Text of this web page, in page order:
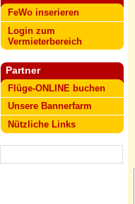
FeWo inserieren
Login zum
Vermieterbereich
Partner
Flüge-ONLINE buchen
Unsere Bannerfarm
Nützliche Links